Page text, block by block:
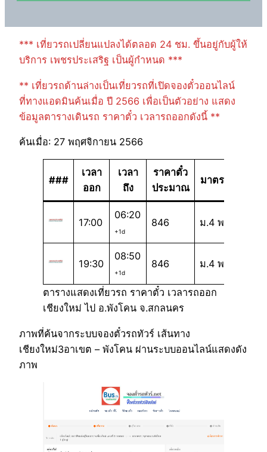
*** เที่ยวรถเปลี่ยนแปลงได้ตลอด 24 ชม. ขึ้นอยู่กับผู้ให้
บริการ เพชรประเสริฐ เป็นผู้กำหนด ***
** เที่ยวรถด้านล่างเป็นเที่ยวรถที่เปิดจองตั๋วออนไลน์
ที่ทางแอดมินค้นเมื่อ ปี 2566 เพื่อเป็นตัวอย่าง แสดง
ข้อมูลตารางเดินรถ ราคาตั๋ว เวลารถออกดังนี้ **
ค้นเมื่อ: 27 พฤศจิกายน 2566
###
เวลา
ออก
เวลา
ถึง
ราคาตั๋ว
ประมาณ
มาตรฐาน
17:00
06:20
+1d
846 ม.4 พ
19:30
08:50
+1d
846 ม.4 พ
ตารางแสดงเที่ยวรถ ราคาตั๋ว เวลารถออก
เชียงใหม่ ไป อ.พังโคน จ.สกลนคร
ภาพที่ค้นจากระบบจองตั๋วรถทัวร์ เส้นทาง
เชียงใหม่3อาเขต – พังโคน ผ่านระบบออนไลน์แสดงดัง
ภาพ